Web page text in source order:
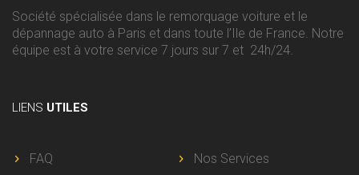
Société spécialisée dans le remorquage voiture et le
dépannage auto à Paris et dans toute l’Ile de France. Notre
équipe est à votre service 7 jours sur 7 et 24h/24.
LIENS UTILES
FAQ
Nos Services